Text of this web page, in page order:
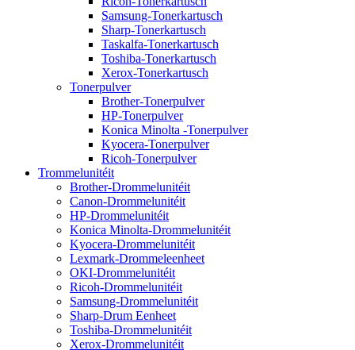
Samsung-Tonerkartusch
Sharp-Tonerkartusch
Taskalfa-Tonerkartusch
Toshiba-Tonerkartusch
Xerox-Tonerkartusch
Tonerpulver
Brother-Tonerpulver
HP-Tonerpulver
Konica Minolta -Tonerpulver
Kyocera-Tonerpulver
Ricoh-Tonerpulver
Trommelunitéit
Brother-Drommelunitéit
Canon-Drommelunitéit
HP-Drommelunitéit
Konica Minolta-Drommelunitéit
Kyocera-Drommelunitéit
Lexmark-Drommeleenheet
OKI-Drommelunitéit
Ricoh-Drommelunitéit
Samsung-Drommelunitéit
Sharp-Drum Eenheet
Toshiba-Drommelunitéit
Xerox-Drommelunitéit